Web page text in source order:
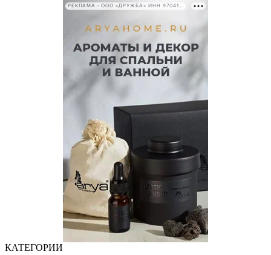
РЕКЛАМА • ООО «ДРУЖБА» ИНН 9704146411
КАТЕГОРИИ